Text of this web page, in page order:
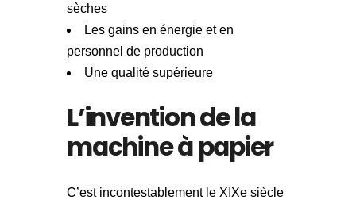
sèches
Les gains en énergie et en
personnel de production
Une qualité supérieure
L’invention de la
machine à papier
C’est incontestablement le XIXe siècle